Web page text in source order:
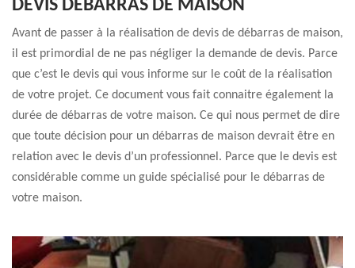
DEVIS DÉBARRAS DE MAISON
Avant de passer à la réalisation de devis de débarras de maison,
il est primordial de ne pas négliger la demande de devis. Parce
que c’est le devis qui vous informe sur le coût de la réalisation
de votre projet. Ce document vous fait connaitre également la
durée de débarras de votre maison. Ce qui nous permet de dire
que toute décision pour un débarras de maison devrait être en
relation avec le devis d’un professionnel. Parce que le devis est
considérable comme un guide spécialisé pour le débarras de
votre maison.